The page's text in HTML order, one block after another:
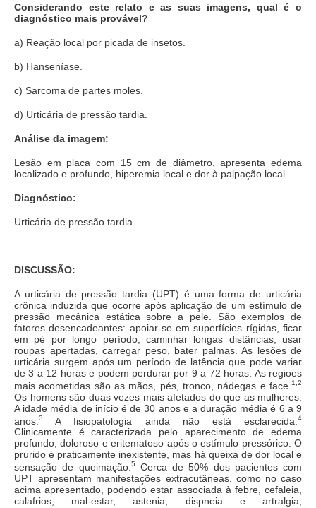
Considerando este relato e as suas imagens, qual é o
diagnóstico mais provável?
a) Reação local por picada de insetos.
b) Hanseníase.
c) Sarcoma de partes moles.
d) Urticária de pressão tardia.
Análise da imagem:
Lesão em placa com 15 cm de diâmetro, apresenta edema
localizado e profundo, hiperemia local e dor à palpação local.
Diagnóstico:
Urticária de pressão tardia.
DISCUSSÃO:
A urticária de pressão tardia (UPT) é uma forma de urticária
crônica induzida que ocorre após aplicação de um estímulo de
pressão mecânica estática sobre a pele. São exemplos de
fatores desencadeantes: apoiar-se em superfícies rígidas, ficar
em pé por longo período, caminhar longas distâncias, usar
roupas apertadas, carregar peso, bater palmas. As lesões de
urticária surgem após um período de latência que pode variar
de 3 a 12 horas e podem perdurar por 9 a 72 horas. As regioes
mais acometidas são as mãos, pés, tronco, nádegas e face. 1,2
Os homens são duas vezes mais afetados do que as mulheres.
A idade média de início é de 30 anos e a duração média é 6 a 9
anos. 3 A fisiopatologia ainda não está esclarecida. 4
Clinicamente é caracterizada pelo aparecimento de edema
profundo, doloroso e eritematoso após o estímulo pressórico. O
prurido é praticamente inexistente, mas há queixa de dor local e
sensação de queimação. 5
Cerca de 50% dos pacientes com
UPT apresentam manifestações extracutâneas, como no caso
acima apresentado, podendo estar associada à febre, cefaleia,
calafrios, mal-estar, astenia, dispneia e artralgia,